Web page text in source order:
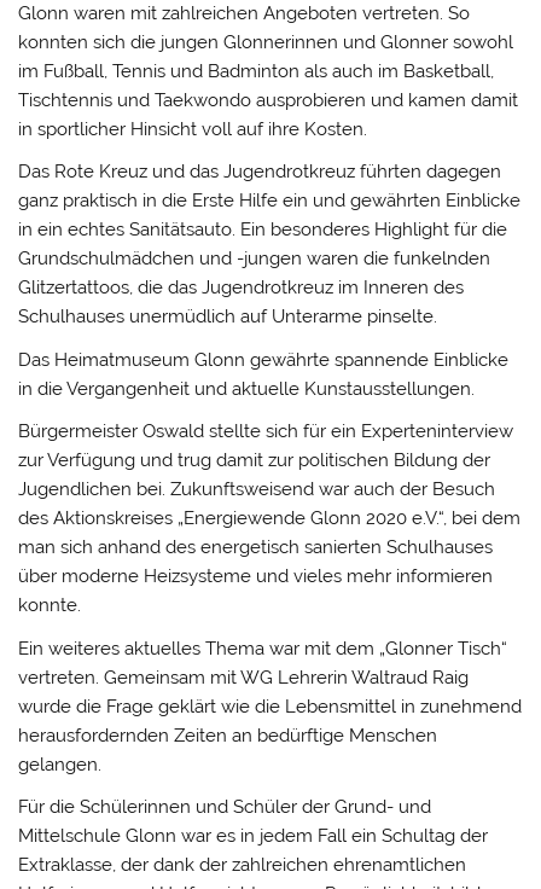
Glonn waren mit zahlreichen Angeboten vertreten. So
konnten sich die jungen Glonnerinnen und Glonner sowohl
im Fußball, Tennis und Badminton als auch im Basketball,
Tischtennis und Taekwondo ausprobieren und kamen damit
in sportlicher Hinsicht voll auf ihre Kosten.
Das Rote Kreuz und das Jugendrotkreuz führten dagegen
ganz praktisch in die Erste Hilfe ein und gewährten Einblicke
in ein echtes Sanitätsauto. Ein besonderes Highlight für die
Grundschulmädchen und -jungen waren die funkelnden
Glitzertattoos, die das Jugendrotkreuz im Inneren des
Schulhauses unermüdlich auf Unterarme pinselte.
Das Heimatmuseum Glonn gewährte spannende Einblicke
in die Vergangenheit und aktuelle Kunstausstellungen.
Bürgermeister Oswald stellte sich für ein Experteninterview
zur Verfügung und trug damit zur politischen Bildung der
Jugendlichen bei. Zukunftsweisend war auch der Besuch
des Aktionskreises „Energiewende Glonn 2020 e.V.“, bei dem
man sich anhand des energetisch sanierten Schulhauses
über moderne Heizsysteme und vieles mehr informieren
konnte.
Ein weiteres aktuelles Thema war mit dem „Glonner Tisch“
vertreten. Gemeinsam mit WG Lehrerin Waltraud Raig
wurde die Frage geklärt wie die Lebensmittel in zunehmend
herausfordernden Zeiten an bedürftige Menschen
gelangen.
Für die Schülerinnen und Schüler der Grund- und
Mittelschule Glonn war es in jedem Fall ein Schultag der
Extraklasse, der dank der zahlreichen ehrenamtlichen